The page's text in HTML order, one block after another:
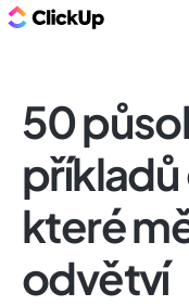
50
příkladů
které
odvětví